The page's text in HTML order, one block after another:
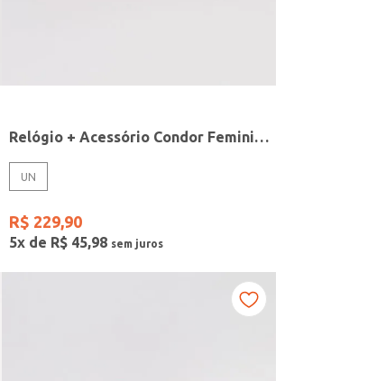
Relógio + Acessório Condor Feminino PRATA
UN
R$ 229,90
5x de R$ 45,98